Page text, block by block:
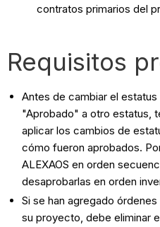
contratos primarios del
Requisitos
Antes de cambiar el estatus
"Aprobado" a otro estatus,
aplicar los cambios de
cómo fueron aprobados.
ALEXAOS en orden
desaprobarlas en orden
Si se han agregado
su proyecto, debe eliminar